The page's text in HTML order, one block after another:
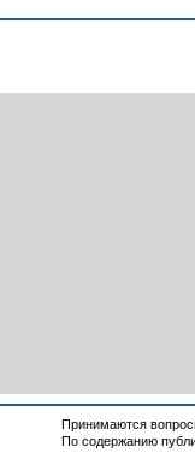
Принимаются
По содержанию